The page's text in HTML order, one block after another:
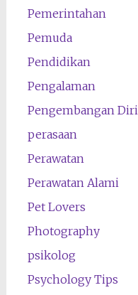
Pemerintahan
Pemuda
Pendidikan
Pengalaman
Pengembangan Diri
perasaan
Perawatan
Perawatan Alami
Pet Lovers
Photography
psikolog
Psychology Tips